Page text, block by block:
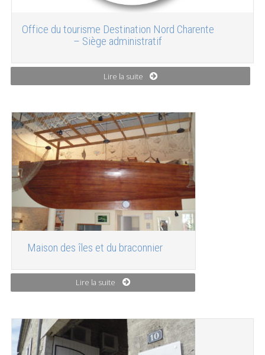
Office du tourisme Destination Nord Charente
– Siège administratif
Lire la suite
Maison des îles et du braconnier
Lire la suite